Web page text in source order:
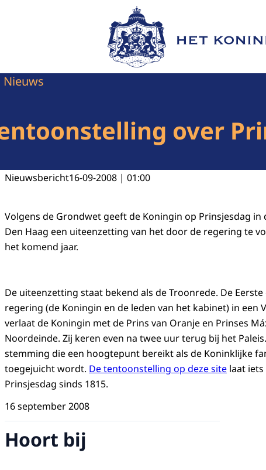
Naar de homepage van Het
Nieuws
over
Nieuwsbericht16-09-2008 | 01:00
Volgens de Grondwet geeft de Koningin op Prinsjesdag in
Den Haag een uiteenzetting van het door de regering te
het komend jaar.
De uiteenzetting staat bekend als de Troonrede. De
regering (de Koningin en de leden van het kabinet) in een
verlaat de Koningin met de Prins van Oranje en Prinses
Noordeinde. Zij keren even na twee uur terug bij het
stemming die een hoogtepunt bereikt als de Koninklijke
toegejuicht wordt. De tentoonstelling op deze site laat
Prinsjesdag sinds 1815.
16 september 2008
Hoort bij